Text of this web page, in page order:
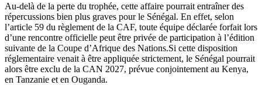
Au-delà de la perte du trophée, cette affaire pourrait entraîner des
répercussions bien plus graves pour le Sénégal. En effet, selon
l’article 59 du règlement de la CAF, toute équipe déclarée forfait lors
d’une rencontre officielle peut être privée de participation à l’édition
suivante de la Coupe d’Afrique des Nations.Si cette disposition
réglementaire venait à être appliquée strictement, le Sénégal pourrait
alors être exclu de la CAN 2027, prévue conjointement au Kenya,
en Tanzanie et en Ouganda.